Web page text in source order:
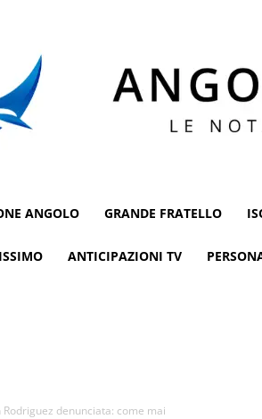
ANGOLO GRANDE FRATELLO
ANTICIPAZIONI TV
Rodriguez denunciata: come mai